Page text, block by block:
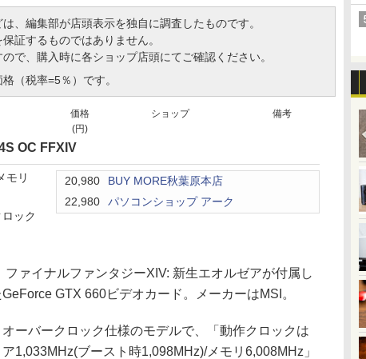
、編集部が店頭表示を独自に調査したものです。
証するものではありません。
で、購入時に各ショップ店頭にてご確認ください。
（税率=5％）です。
価格
(円)
ショップ 備考
OC FFXIV
モリ
ック
20,980
BUY MORE秋葉原本店
22,980
パソコンショップ アーク
ァイナルファンタジーXIV: 新生エオルゼアが付属し
GeForce GTX 660ビデオカード。メーカーはMSI。
ーバークロック仕様のモデルで、「動作クロックは
ア1,033MHz(ブースト時1,098MHz)/メモリ6,008MHz」